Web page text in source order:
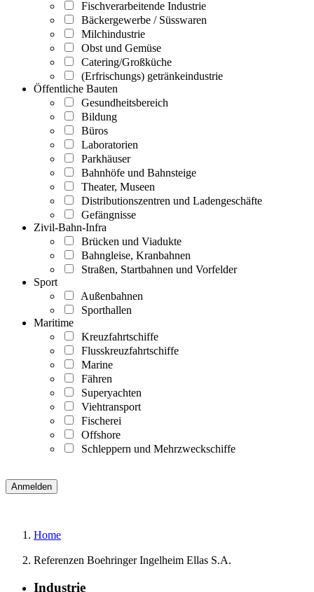
Fischverarbeitende Industrie
Bäckergewerbe / Süsswaren
Milchindustrie
Obst und Gemüse
Catering/Großküche
(Erfrischungs) getränkeindustrie
Öffentliche Bauten
Gesundheitsbereich
Bildung
Büros
Laboratorien
Parkhäuser
Bahnhöfe und Bahnsteige
Theater, Museen
Distributionszentren und Ladengeschäfte
Gefängnisse
Zivil-Bahn-Infra
Brücken und Viadukte
Bahngleise, Kranbahnen
Straßen, Startbahnen und Vorfelder
Sport
Außenbahnen
Sporthallen
Maritime
Kreuzfahrtschiffe
Flusskreuzfahrtschiffe
Marine
Fähren
Superyachten
Viehtransport
Fischerei
Offshore
Schleppern und Mehrzweckschiffe
Home
Referenzen Boehringer Ingelheim Ellas S.A.
Industrie